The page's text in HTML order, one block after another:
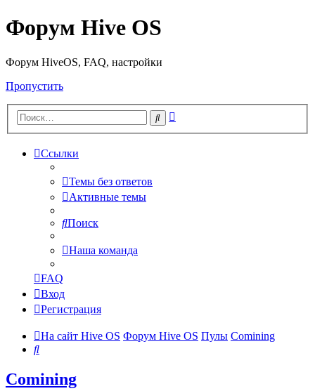
Форум Hive OS
Форум HiveOS, FAQ, настройки
Пропустить
Поиск
Ссылки
Темы без ответов
Активные темы
Поиск
Наша команда
FAQ
Вход
Регистрация
На сайт Hive OS Форум Hive OS Пулы Comining
Поиск
Comining